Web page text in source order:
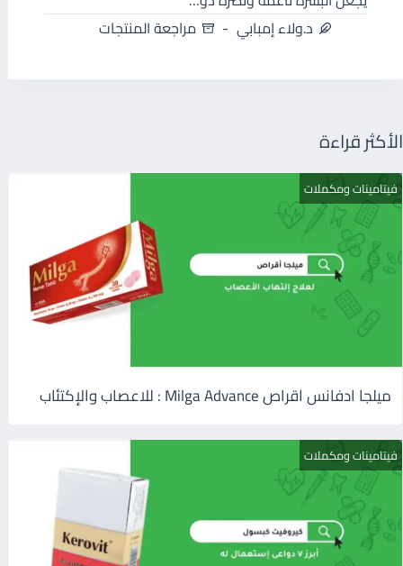
د.ولاء إمبابي
مراجعة المنتجات
الأكثر قراءة
فيتامينات ومكملات
ميلجا ادفانس اقراص Milga Advance : للاعصاب والإكتئاب
فيتامينات ومكملات